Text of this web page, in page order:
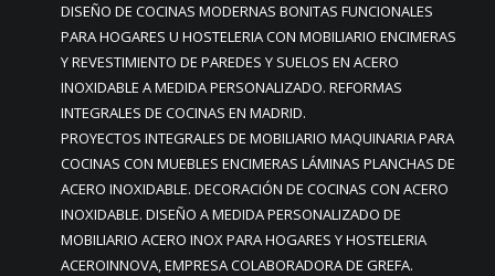
DISEÑO DE COCINAS MODERNAS BONITAS FUNCIONALES
PARA HOGARES U HOSTELERIA CON MOBILIARIO ENCIMERAS
Y REVESTIMIENTO DE PAREDES Y SUELOS EN ACERO
INOXIDABLE A MEDIDA PERSONALIZADO. REFORMAS
INTEGRALES DE COCINAS EN MADRID.
PROYECTOS INTEGRALES DE MOBILIARIO MAQUINARIA PARA
COCINAS CON MUEBLES ENCIMERAS LÁMINAS PLANCHAS DE
ACERO INOXIDABLE. DECORACIÓN DE COCINAS CON ACERO
INOXIDABLE. DISEÑO A MEDIDA PERSONALIZADO DE
MOBILIARIO ACERO INOX PARA HOGARES Y HOSTELERIA
ACEROINNOVA, EMPRESA COLABORADORA DE GREFA.